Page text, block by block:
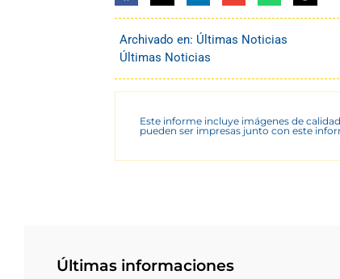
Archivado en: Últimas Noticias
Últimas Noticias
Este informe incluye imágenes de
pueden ser impresas junto con este
Últimas informaciones